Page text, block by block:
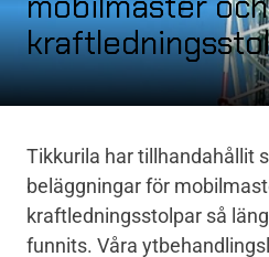
Tikkurila har tillhandahållit
beläggningar för
kraftledningsstolpar så
funnits. Våra